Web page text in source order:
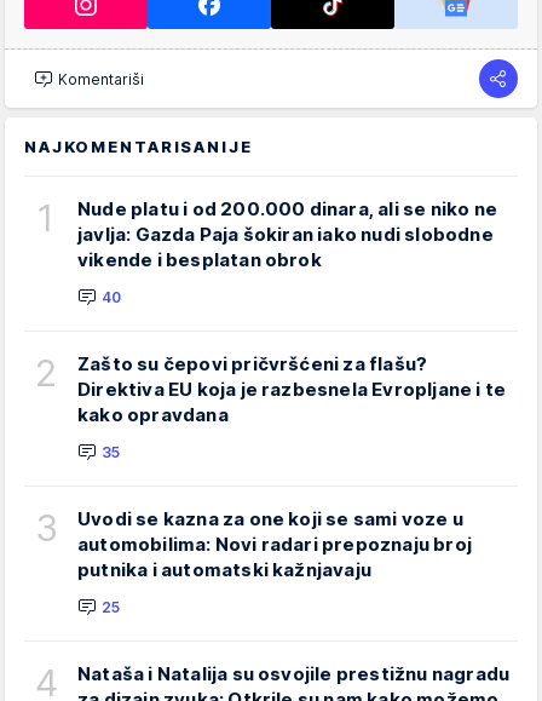
Komentariši
NAJKOMENTARISANIJE
1
Nude platu i od 200.000 dinara, ali se niko ne
javlja: Gazda Paja šokiran iako nudi slobodne
vikende i besplatan obrok
40
2
Zašto su čepovi pričvršćeni za flašu?
Direktiva EU koja je razbesnela Evropljane i te
kako opravdana
35
3
Uvodi se kazna za one koji se sami voze u
automobilima: Novi radari prepoznaju broj
putnika i automatski kažnjavaju
25
4
Nataša i Natalija su osvojile prestižnu nagradu